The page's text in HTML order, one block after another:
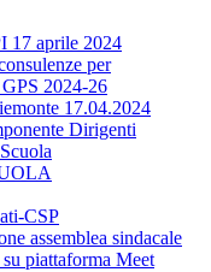
17 aprile 2024
per
2024-26
17.04.2024
Dirigenti
CSP
assemblea sindacale
piattaforma Meet